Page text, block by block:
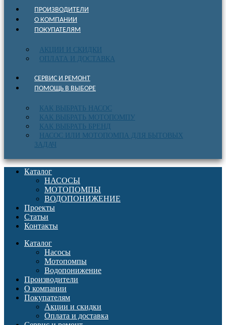
ПРОИЗВОДИТЕЛИ
О КОМПАНИИ
ПОКУПАТЕЛЯМ
АКЦИИ И СКИДКИ
ОПЛАТА И ДОСТАВКА
СЕРВИС И РЕМОНТ
ПОМОЩЬ В ВЫБОРЕ
КАК ВЫБРАТЬ НАСОС
КАК ВЫБРАТЬ МОТОПОМПУ
КАК ВЫБРАТЬ БРЕНД
НАСОС ИЛИ МОТОПОМПА ДЛЯ БЫТОВЫХ
ЗАДАЧ
Каталог
НАСОСЫ
МОТОПОМПЫ
ВОДОПОНИЖЕНИЕ
Проекты
Статьи
Контакты
Каталог
Насосы
Мотопомпы
Водопонижение
Производители
О компании
Покупателям
Акции и скидки
Оплата и доставка